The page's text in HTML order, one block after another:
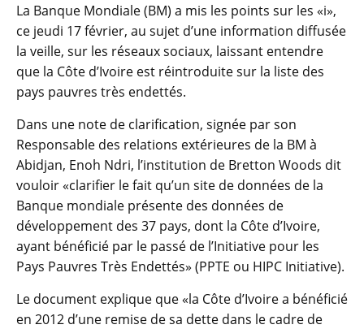
La Banque Mondiale (BM) a mis les points sur les «i»,
ce jeudi 17 février, au sujet d’une information diffusée
la veille, sur les réseaux sociaux, laissant entendre
que la Côte d’Ivoire est réintroduite sur la liste des
pays pauvres très endettés.
Dans une note de clarification, signée par son
Responsable des relations extérieures de la BM à
Abidjan, Enoh Ndri, l’institution de Bretton Woods dit
vouloir «clarifier le fait qu’un site de données de la
Banque mondiale présente des données de
développement des 37 pays, dont la Côte d’Ivoire,
ayant bénéficié par le passé de l’Initiative pour les
Pays Pauvres Très Endettés» (PPTE ou HIPC Initiative).
Le document explique que «la Côte d’Ivoire a bénéficié
en 2012 d’une remise de sa dette dans le cadre de